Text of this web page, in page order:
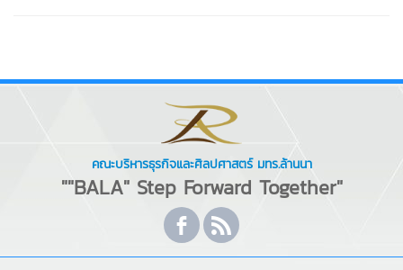
คณะบริหารธุรกิจและศิลปศาสตร์ มทร.ล้านนา
""BALA" Step Forward Together"